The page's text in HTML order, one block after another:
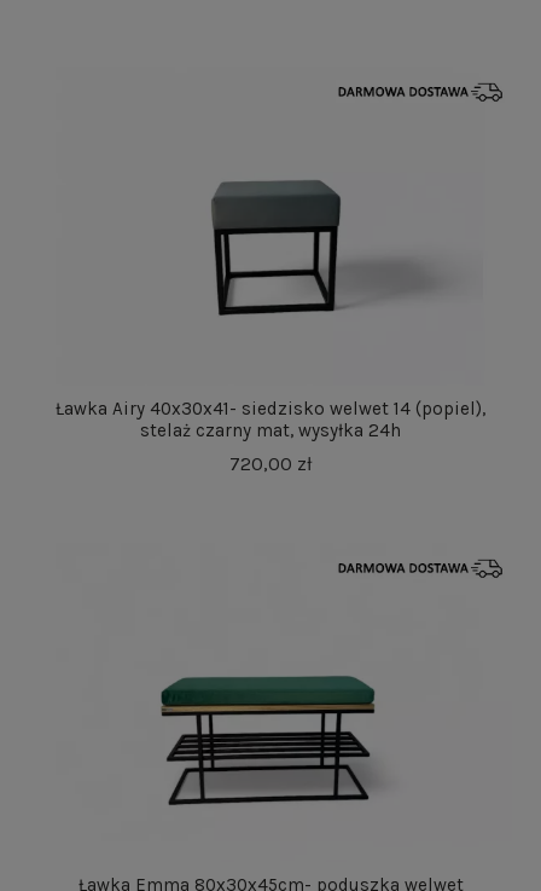
Ławka Airy 40x30x41- siedzisko welwet 14 (popiel),
stelaż czarny mat, wysyłka 24h
720,00 zł
Ławka Emma 80x30x45cm- poduszka welwet